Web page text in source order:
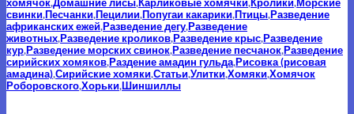
хомячок,Домашние лисы,Карликовые хомячки,Кролики,Морские
свинки,Песчанки,Пецилии,Попугаи какарики,Птицы,Разведение
африканских ежей,Разведение дегу,Разведение
животных,Разведение кроликов,Разведение крыс,Разведение
кур,Разведение морских свинок,Разведение песчанок,Разведение
сирийских хомяков,Раздение амадин гульда,Рисовка (рисовая
амадина),Сирийские хомяки,Статьи,Улитки,Хомяки,Хомячок
Роборовского,Хорьки,Шиншиллы